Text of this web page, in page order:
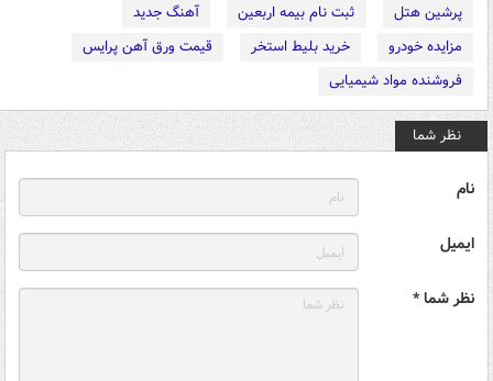
پرشین هتل
ثبت نام بیمه اربعین
آهنگ جدید
مزایده خودرو
خرید بلیط استخر
قیمت ورق آهن پرایس
فروشنده مواد شیمیایی
نظر شما
نام
ایمیل
نظر شما *